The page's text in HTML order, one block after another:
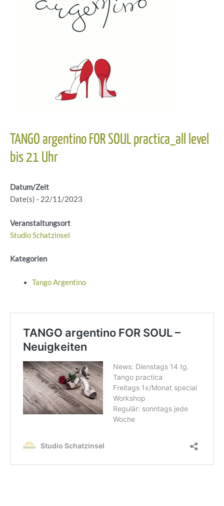
TANGO argentino FOR SOUL practica_all level
bis 21 Uhr
Datum/Zeit
Date(s) - 22/11/2023
Veranstaltungsort
Studio Schatzinsel
Kategorien
Tango Argentino